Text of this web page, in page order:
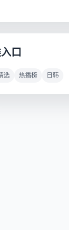
口
选 热播榜 日韩